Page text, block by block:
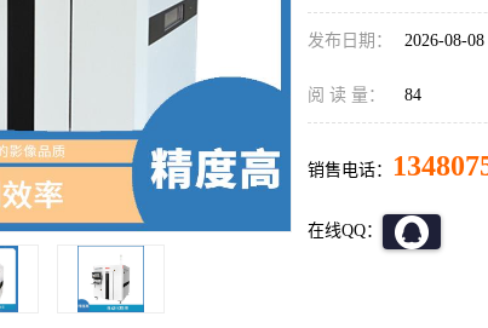
发布日期： 2026-08-08
阅 读 量： 84
销售电话：
在线QQ：